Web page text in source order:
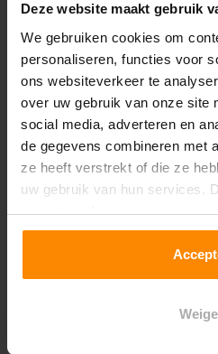
Deze website maakt gebruik
We gebruiken cookies om
personaliseren, functies voor
ons websiteverkeer te
over uw gebruik van onze site
social media, adverteren en
de gegevens combineren met
ze heeft verstrekt of die ze
uw gebruik van hun services.
accepteren!